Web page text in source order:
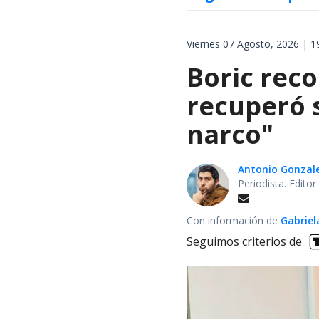
Viernes 07 Agosto, 2026 |
Boric
recuperó
narco"
Antonio
Periodista.
Con información de
Seguimos criterios de